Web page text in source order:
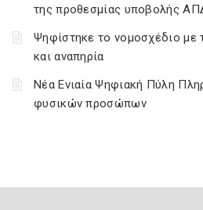
της προθεσμίας υποβολής
Ψηφίστηκε το νομοσχέδιο με
και αναπηρία
Νέα Ενιαία Ψηφιακή Πύλη
φυσικών προσώπων